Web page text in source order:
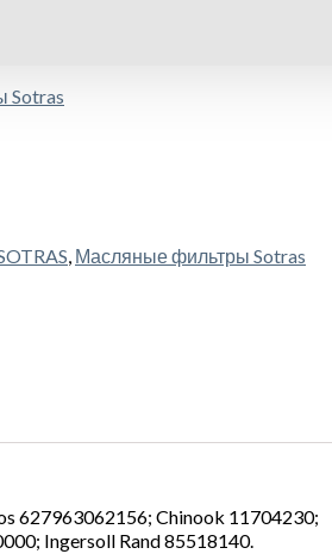
Sotras
, Масляные фильтры Sotras
Chinook 11704230;
Ingersoll Rand 85518140.